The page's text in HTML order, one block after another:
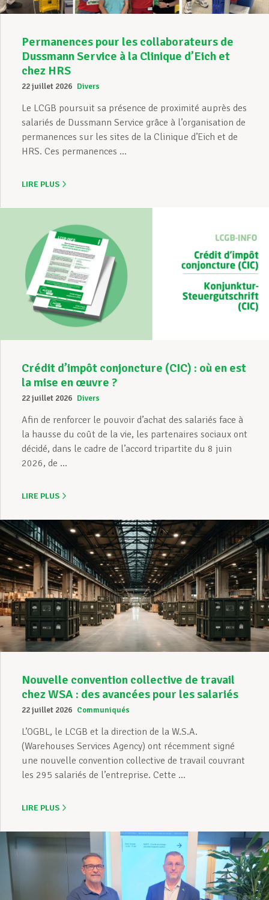
Permanences pour les collaborateurs de
Dussmann Service à la Clinique d’Eich et
chez HRS
22 juillet 2026 Divers
Le LCGB poursuit sa présence de proximité auprès des
salariés de Dussmann Service grâce à l’organisation de
permanences sur les sites de la Clinique d’Eich et de
HRS. Ces permanences ...
LIRE PLUS
Crédit d’impôt conjoncture (CIC) : où en est
la mise en œuvre ?
22 juillet 2026 Divers
Afin de renforcer le pouvoir d’achat des salariés face à
la hausse du coût de la vie, les partenaires sociaux ont
décidé, dans le cadre de l’accord tripartite du 8 juin
2026, de ...
LIRE PLUS
Nouvelle convention collective de travail
chez WSA : des avancées pour les salariés
22 juillet 2026 Communiqués
L’OGBL, le LCGB et la direction de la W.S.A.
(Warehouses Services Agency) ont récemment signé
une nouvelle convention collective de travail couvrant
les 295 salariés de l’entreprise. Cette ...
LIRE PLUS